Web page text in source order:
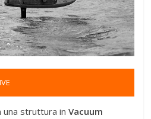
una struttura inVacuum